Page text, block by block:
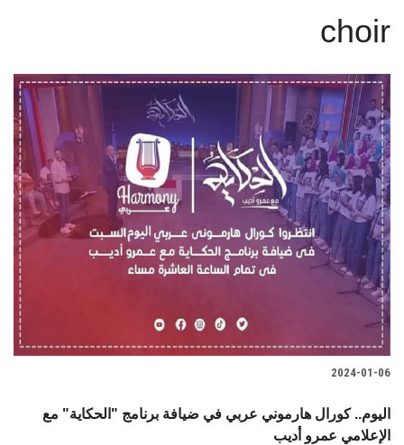
الأنظمة الذكية
الإعلام
تواصل معنا
الطلاب
هيئة التدريس
الدراسات العليا
choir
2024-01-06
اليوم.. كورال هارموني عربي في ضيافة برنامج "الحكاية" مع
الإعلامي عمرو أديب